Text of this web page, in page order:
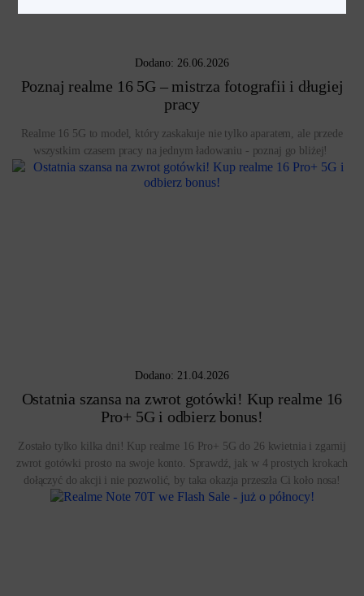
Dodano: 26.06.2026
Poznaj realme 16 5G – mistrza fotografii i długiej
pracy
Realme 16 5G to model, który zaskakuje nie tylko aparatem, ale przede
wszystkim czasem pracy na jednym ładowaniu - poznaj go bliżej!
Dodano: 21.04.2026
Ostatnia szansa na zwrot gotówki! Kup realme 16
Pro+ 5G i odbierz bonus!
Zostało tylko kilka dni! Kup realme 16 Pro+ 5G do 26 kwietnia i zgarnij
zwrot gotówki prosto na swoje konto. Sprawdź, jak w 4 prostych krokach
dołączyć do akcji i nie pozwolić, by taka okazja przeszła Ci koło nosa!